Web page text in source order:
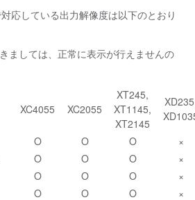
応している出力解像度は以下のとおり
ましては、正常に表示が行えませんの
XC4055 XC2055
XT245,
XT1145,
XT2145
O O O
×
O O O
×
O O O
×
O O O
×